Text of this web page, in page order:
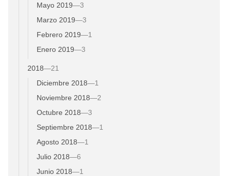
Mayo 2019—3
Marzo 2019—3
Febrero 2019—1
Enero 2019—3
2018—21
Diciembre 2018—1
Noviembre 2018—2
Octubre 2018—3
Septiembre 2018—1
Agosto 2018—1
Julio 2018—6
Junio 2018—1